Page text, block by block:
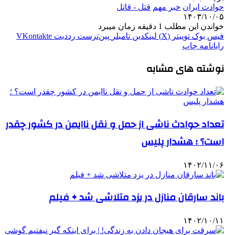
حوادث ایران خبر مهم قتل - قاتل
۱۴۰۳/۱۰/۰۵
خواندن این مطلب 1 دقیقه زمان میبرد
فیس بوک توییتر (X) لینکدین ‫تامبلر ‫پین‌ترست ‫رددیت ‫VKontakte
رایانامه چاپ
نوشته های مشابه
تعداد حوادث ناشی از حمل‌ و نقل ناایمن در کشور چقدر
است؟ ؛ هشدار پلیس
۱۴۰۲/۱۱/۰۶
باند سارقان منازل در یزد متلاشی شد + فیلم
۱۴۰۲/۱۰/۱۱